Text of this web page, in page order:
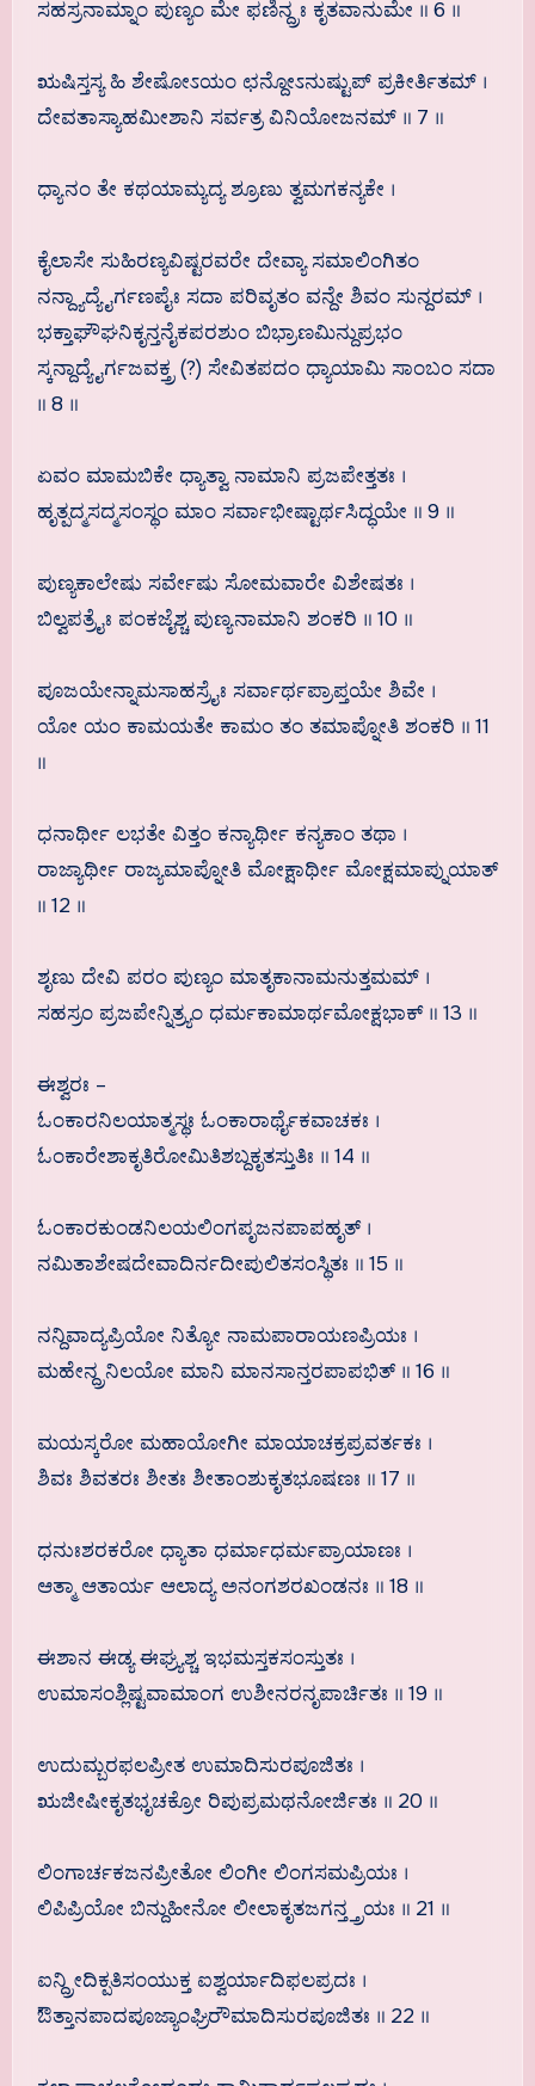
ಸಹಸ್ರನಾಮ್ನಾಂ ಪುಣ್ಯಂ ಮೇ ಫಣಿನ್ದ್ರಃ ಕೃತವಾನುಮೇ ॥ 6 ॥
ಋಷಿಸ್ತಸ್ಯ ಹಿ ಶೇಷೋಽಯಂ ಛನ್ದೋಽನುಷ್ಟುಪ್ ಪ್ರಕೀರ್ತಿತಮ್ ।
ದೇವತಾಸ್ಯಾಹಮೀಶಾನಿ ಸರ್ವತ್ರ ವಿನಿಯೋಜನಮ್ ॥ 7 ॥
ಧ್ಯಾನಂ ತೇ ಕಥಯಾಮ್ಯದ್ಯ ಶ್ರೂಣು ತ್ವಮಗಕನ್ಯಕೇ ।
ಕೈಲಾಸೇ ಸುಹಿರಣ್ಯವಿಷ್ಟರವರೇ ದೇವ್ಯಾ ಸಮಾಲಿಂಗಿತಂ
ನನ್ದ್ಯಾದ್ಯೈರ್ಗಣಪೈಃ ಸದಾ ಪರಿವೃತಂ ವನ್ದೇ ಶಿವಂ ಸುನ್ದರಮ್ ।
ಭಕ್ತಾಘೌಘನಿಕೃನ್ತನೈಕಪರಶುಂ ಬಿಭ್ರಾಣಮಿನ್ದುಪ್ರಭಂ
ಸ್ಕನ್ದಾದ್ಯೈರ್ಗಜವಕ್ತ್ರ (?) ಸೇವಿತಪದಂ ಧ್ಯಾಯಾಮಿ ಸಾಂಬಂ ಸದಾ
॥ 8 ॥
ಏವಂ ಮಾಮಬಿಕೇ ಧ್ಯಾತ್ವಾ ನಾಮಾನಿ ಪ್ರಜಪೇತ್ತತಃ ।
ಹೃತ್ಪದ್ಮಸದ್ಮಸಂಸ್ಥಂ ಮಾಂ ಸರ್ವಾಭೀಷ್ಟಾರ್ಥಸಿದ್ಧಯೇ ॥ 9 ॥
ಪುಣ್ಯಕಾಲೇಷು ಸರ್ವೇಷು ಸೋಮವಾರೇ ವಿಶೇಷತಃ ।
ಬಿಲ್ವಪತ್ರೈಃ ಪಂಕಜೈಶ್ಚ ಪುಣ್ಯನಾಮಾನಿ ಶಂಕರಿ ॥ 10 ॥
ಪೂಜಯೇನ್ನಾಮಸಾಹಸ್ರೈಃ ಸರ್ವಾರ್ಥಪ್ರಾಪ್ತಯೇ ಶಿವೇ ।
ಯೋ ಯಂ ಕಾಮಯತೇ ಕಾಮಂ ತಂ ತಮಾಪ್ನೋತಿ ಶಂಕರಿ ॥ 11
॥
ಧನಾರ್ಥೀ ಲಭತೇ ವಿತ್ತಂ ಕನ್ಯಾರ್ಥೀ ಕನ್ಯಕಾಂ ತಥಾ ।
ರಾಜ್ಯಾರ್ಥೀ ರಾಜ್ಯಮಾಪ್ನೋತಿ ಮೋಕ್ಷಾರ್ಥೀ ಮೋಕ್ಷಮಾಪ್ನುಯಾತ್
॥ 12 ॥
ಶೃಣು ದೇವಿ ಪರಂ ಪುಣ್ಯಂ ಮಾತೃಕಾನಾಮನುತ್ತಮಮ್ ।
ಸಹಸ್ರಂ ಪ್ರಜಪೇನ್ನಿತ್ರ್ಯಂ ಧರ್ಮಕಾಮಾರ್ಥಮೋಕ್ಷಭಾಕ್ ॥ 13 ॥
ಈಶ್ವರಃ –
ಓಂಕಾರನಿಲಯಾತ್ಮಸ್ಥಃ ಓಂಕಾರಾರ್ಥೈಕವಾಚಕಃ ।
ಓಂಕಾರೇಶಾಕೃತಿರೋಮಿತಿಶಬ್ದಕೃತಸ್ತುತಿಃ ॥ 14 ॥
ಓಂಕಾರಕುಂಡನಿಲಯಲಿಂಗಪೃಜನಪಾಪಹೃತ್ ।
ನಮಿತಾಶೇಷದೇವಾದಿರ್ನದೀಪುಲಿತಸಂಸ್ಥಿತಃ ॥ 15 ॥
ನನ್ದಿವಾದ್ಯಪ್ರಿಯೋ ನಿತ್ಯೋ ನಾಮಪಾರಾಯಣಪ್ರಿಯಃ ।
ಮಹೇನ್ದ್ರನಿಲಯೋ ಮಾನಿ ಮಾನಸಾನ್ತರಪಾಪಭಿತ್ ॥ 16 ॥
ಮಯಸ್ಕರೋ ಮಹಾಯೋಗೀ ಮಾಯಾಚಕ್ರಪ್ರವರ್ತಕಃ ।
ಶಿವಃ ಶಿವತರಃ ಶೀತಃ ಶೀತಾಂಶುಕೃತಭೂಷಣಃ ॥ 17 ॥
ಧನುಃಶರಕರೋ ಧ್ಯಾತಾ ಧರ್ಮಾಧರ್ಮಪ್ರಾಯಾಣಃ ।
ಆತ್ಮಾ ಆತಾರ್ಯ ಆಲಾದ್ಯ ಅನಂಗಶರಖಂಡನಃ ॥ 18 ॥
ಈಶಾನ ಈಡ್ಯ ಈಘ್ರ್ಯಶ್ಚ ಇಭಮಸ್ತಕಸಂಸ್ತುತಃ ।
ಉಮಾಸಂಶ್ಲಿಷ್ಟವಾಮಾಂಗ ಉಶೀನರನೃಪಾರ್ಚಿತಃ ॥ 19 ॥
ಉದುಮ್ಬರಫಲಪ್ರೀತ ಉಮಾದಿಸುರಪೂಜಿತಃ ।
ಋಜೀಷೀಕೃತಭೃಚಕ್ರೋ ರಿಪುಪ್ರಮಥನೋರ್ಜಿತಃ ॥ 20 ॥
ಲಿಂಗಾರ್ಚಕಜನಪ್ರೀತೋ ಲಿಂಗೀ ಲಿಂಗಸಮಪ್ರಿಯಃ ।
ಲಿಪಿಪ್ರಿಯೋ ಬಿನ್ದುಹೀನೋ ಲೀಲಾಕೃತಜಗನ್ತ್ತ್ರಯಃ ॥ 21 ॥
ಐನ್ದ್ರೀದಿಕ್ಪತಿಸಂಯುಕ್ತ ಐಶ್ವರ್ಯಾದಿಫಲಪ್ರದಃ ।
ಔತ್ತಾನಪಾದಪೂಜ್ಯಾಂಘ್ರಿರೌಮಾದಿಸುರಪೂಜಿತಃ ॥ 22 ॥